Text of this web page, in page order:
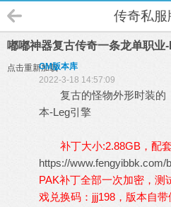
传奇私服
嘟嘟神器复古传奇一条龙单职业
点击重新加载GM版本库
2022-3-18 14:57:09
复古的怪物外形时装的
本-Leg引擎
补丁大小:2.88GB，配
https://www.fengyibbk.com/
PAK补丁全部一次加密，测
戏兑换码：jjj198，版本自